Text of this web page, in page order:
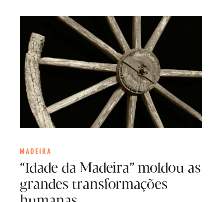
MADEIRA
“Idade da Madeira” moldou as
grandes transformações